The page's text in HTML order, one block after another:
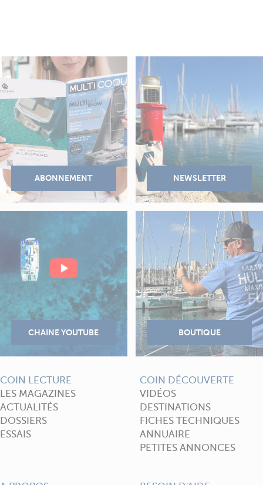
COIN LECTURE
LES MAGAZINES
ACTUALITÉS
DOSSIERS
ESSAIS
COIN DÉCOUVERTE
VIDÉOS
DESTINATIONS
FICHES TECHNIQUES
ANNUAIRE
PETITES ANNONCES